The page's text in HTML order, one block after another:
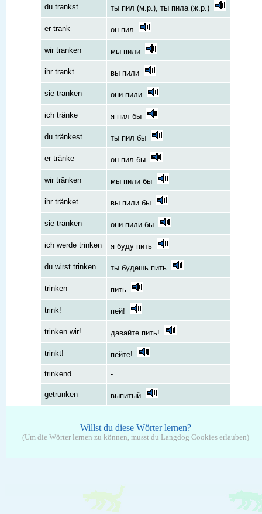
du trankst ты пил (м.р.), ты пила (ж.р.)
er trank он пил
wir tranken мы пили
ihr trankt вы пили
sie tranken они пили
ich tränke я пил бы
du tränkest ты пил бы
er tränke он пил бы
wir tränken мы пили бы
ihr tränket вы пили бы
sie tränken они пили бы
ich werde trinken я буду пить
du wirst trinken ты будешь пить
trinken пить
trink! пей!
trinken wir! давайте пить!
trinkt! пейте!
trinkend -
getrunken выпитый
Willst du diese Wörter lernen?
(Um die Wörter lernen zu können, musst du Langdog Cookies erlauben)